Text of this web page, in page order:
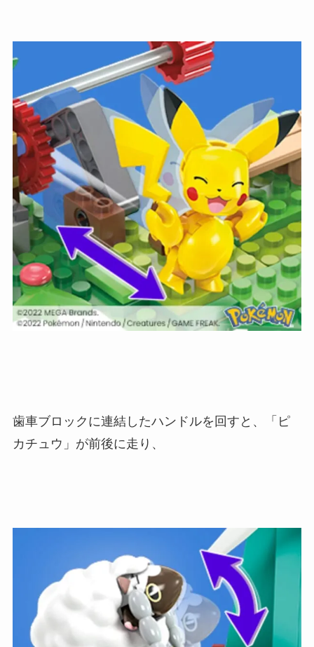
歯車ブロックに連結したハンドルを回すと、「ピ
カチュウ」が前後に走り、